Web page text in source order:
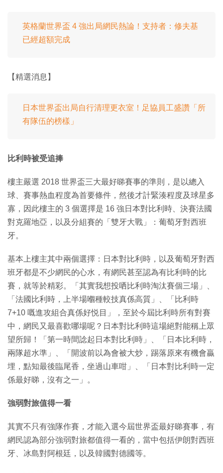
英格蘭世界盃 4 強出局網民熱論！支持者：修夫基
已經超額完成
【精選消息】
日本世界盃出局自行清理更衣室！足協員工盛讚「所
有隊伍的榜樣」
比利時被受追捧
樓主嚴選 2018 世界盃三大最好睇賽事的準則，是以總入
球、賽事熱血程度為首要條件，然後才計緊湊程度及球星多
寡，因此樓主的 3 個選擇是 16 強日本對比利時、決賽法國
對克羅地亞，以及分組賽的「雙牙大戰」：葡萄牙對西班
牙。
基本上樓主其中兩個選擇：日本對比利時，以及葡萄牙對西
班牙都是不少網民的心水，有網民甚至認為有比利時的比
賽，就等於精彩。「其實我想投哂比利時淘汰賽個三場」、
「法國比利時，上半場嗰種較技真係高質」、「比利時
7+10 嘅進攻組合真係好悦目」，至於今屆比利時所有對賽
中，網民又最喜歡哪場呢？日本對比利時這場絕對能稱上眾
望所歸！「第一時間諗起日本對比利時」、「日本比利時，
兩隊超水準」、「開波前以為會被大炒，踢落原來有機會贏
埋，點知最後臨尾香，坐過山車咁」、「日本對比利時一定
係最好睇，沒有之一」。
強弱對旅值得一看
其實不只有強隊作賽，才能入選今屆世界盃最好睇賽事，有
網民認為部分強弱對旅都值得一看的，當中包括伊朗對西班
牙、冰島對阿根廷，以及韓國對德國等。